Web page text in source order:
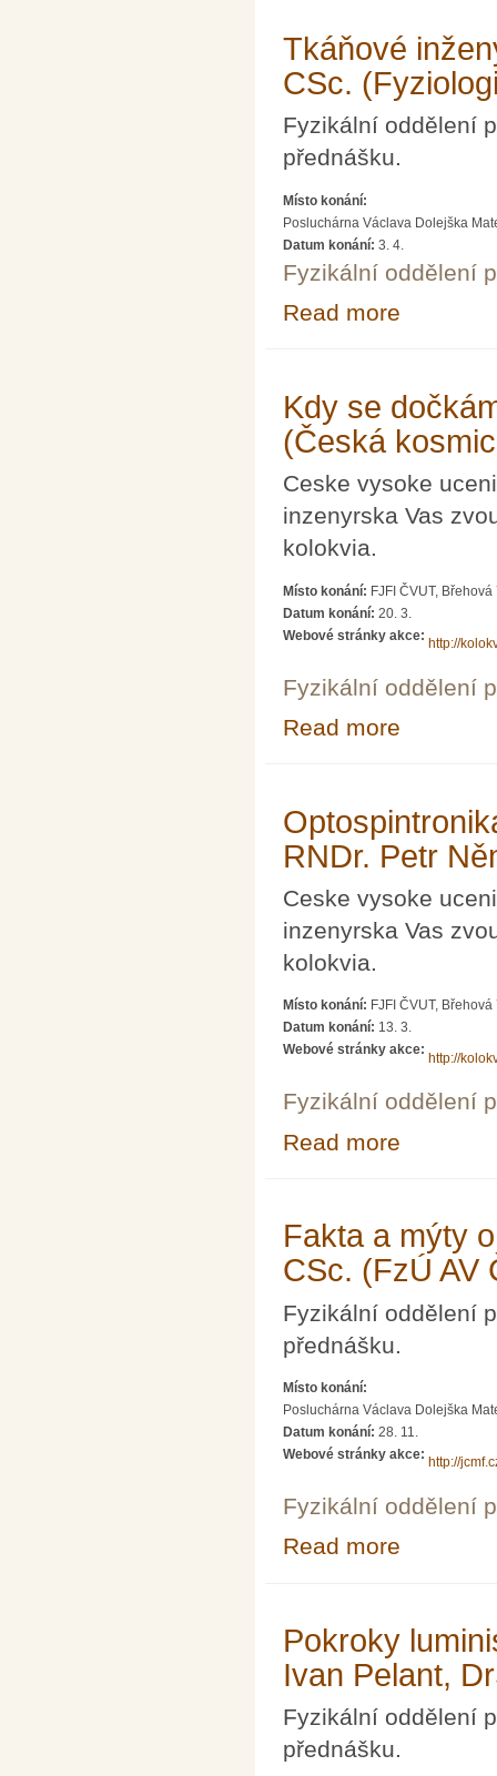
Tkáňové
CSc.
Fyzikální oddělení
přednášku.
Místo konání:
Posluchárna Václava Dolejška
Datum konání: 3. 4.
Fyzikální oddělení
Read more
Kdy se
(Česká
Ceske vysoke
inzenyrska Vas
kolokvia.
Místo konání: FJFI ČVUT,
Datum konání: 20. 3.
Webové stránky akce:
http://
Fyzikální oddělení
Read more
RNDr. Petr
Ceske vysoke
inzenyrska Vas
kolokvia.
Místo konání: FJFI ČVUT,
Datum konání: 13. 3.
Webové stránky akce:
http://
Fyzikální oddělení
Read more
Fakta a mýty
CSc. (FzÚ AV
Fyzikální oddělení
přednášku.
Místo konání:
Posluchárna Václava Dolejška
Datum konání: 28. 11.
Webové stránky akce:
http://
Fyzikální oddělení
Read more
Pokroky
Ivan Pelant,
Fyzikální oddělení
přednášku.